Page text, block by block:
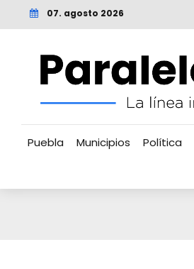
07. agosto 2026
Puebla Municipios Política